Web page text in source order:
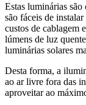
Estas luminárias são
são fáceis de
custos de cablagem
lúmens de luz
luminárias solares
Desta forma, a
ao ar livre fora das
aproveitar ao